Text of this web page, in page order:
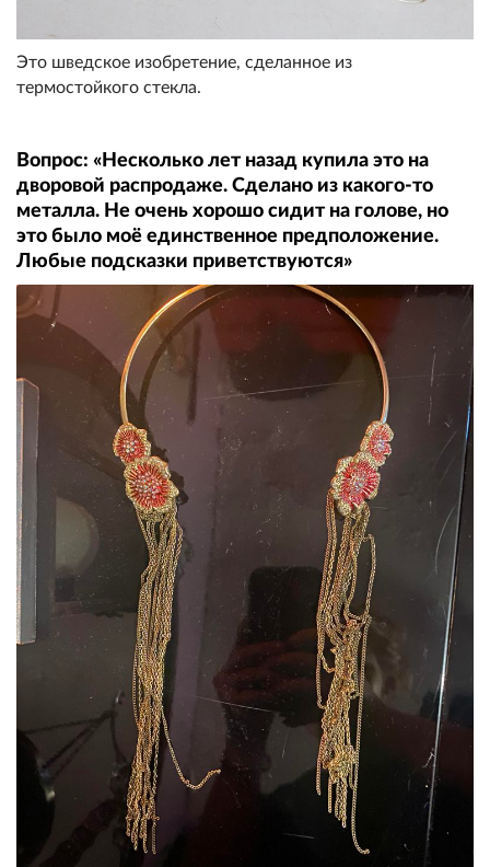
Это шведское изобретение, сделанное из
термостойкого стекла.
Вопрос: «Несколько лет назад купила это на
дворовой распродаже. Сделано из какого-то
металла. Не очень хорошо сидит на голове, но
это было моё единственное предположение.
Любые подсказки приветствуются»